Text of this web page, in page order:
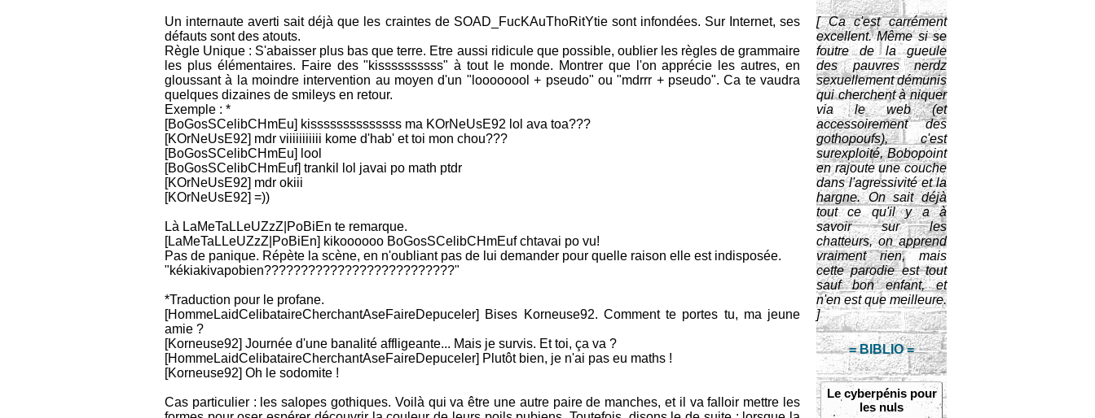
[ Ca c'est carrément
excellent. Même si se
foutre de la gueule
des pauvres nerdz
sexuellement démunis
qui cherchent à niquer
via le web (et
accessoirement des
gothopoufs), c'est
surexploité, Bobopoint
en rajoute une couche
dans l'agressivité et la
hargne. On sait déjà
tout ce qu'il y a à
savoir sur les
chatteurs, on apprend
vraiment rien, mais
cette parodie est tout
sauf bon enfant, et
n'en est que meilleure.
]
= BIBLIO =
Le cyberpénis pour
les nuls
Un internaute averti sait déjà que les craintes de SOAD_FucKAuThoRitYtie sont infondées. Sur Internet, ses
défauts sont des atouts.
Règle Unique : S'abaisser plus bas que terre. Etre aussi ridicule que possible, oublier les règles de grammaire
les plus élémentaires. Faire des "kissssssssss" à tout le monde. Montrer que l'on apprécie les autres, en
gloussant à la moindre intervention au moyen d'un "loooooool + pseudo" ou "mdrrr + pseudo". Ca te vaudra
quelques dizaines de smileys en retour.
Exemple : *
[BoGosSCelibCHmEu] kissssssssssssss ma KOrNeUsE92 lol ava toa???
[KOrNeUsE92] mdr viiiiiiiiiii kome d'hab' et toi mon chou???
[BoGosSCelibCHmEu] lool
[BoGosSCelibCHmEuf] trankil lol javai po math ptdr
[KOrNeUsE92] mdr okiii
[KOrNeUsE92] =))
Là LaMeTaLLeUZzZ|PoBiEn te remarque.
[LaMeTaLLeUZzZ|PoBiEn] kikoooooo BoGosSCelibCHmEuf chtavai po vu!
Pas de panique. Répète la scène, en n'oubliant pas de lui demander pour quelle raison elle est indisposée.
"kékiakivapobien??????????????????????????"
*Traduction pour le profane.
[HommeLaidCelibataireCherchantAseFaireDepuceler] Bises Korneuse92. Comment te portes tu, ma jeune
amie ?
[Korneuse92] Journée d'une banalité affligeante... Mais je survis. Et toi, ça va ?
[HommeLaidCelibataireCherchantAseFaireDepuceler] Plutôt bien, je n'ai pas eu maths !
[Korneuse92] Oh le sodomite !
Cas particulier : les salopes gothiques. Voilà qui va être une autre paire de manches, et il va falloir mettre les